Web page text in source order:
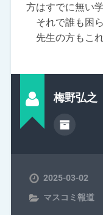
方はすでに無い
それで誰も困ら
先生の方もこれ
梅野弘之
2025-03-02
マスコミ報道